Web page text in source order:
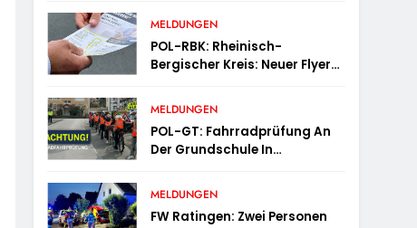
Fotofahndung
MELDUNGEN
POL-RBK: Rheinisch-
Bergischer Kreis: Neuer Flyer
Angehörigen
MELDUNGEN
POL-GT: Fahrradprüfung An
Der Grundschule In
MELDUNGEN
FW Ratingen: Zwei Personen